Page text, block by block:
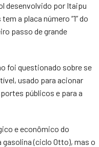
desenvolvido por Itaipu
a placa número “1” do
passo de grande
foi questionado sobre se
usado para acionar
públicos e para a
e econômico do
(ciclo Otto), mas o